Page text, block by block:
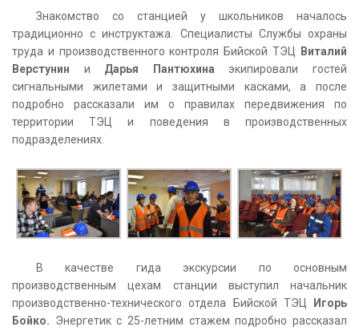
Знакомство со станцией у школьников началось
традиционно с инструктажа. Специалисты Службы охраны
труда и производственного контроля Бийской ТЭЦ
Виталий
Верстунин и Дарья Пантюхина экипировали гостей
сигнальными жилетами и защитными касками, а после
подробно рассказали им о правилах передвижения по
территории ТЭЦ и поведения в производственных
подразделениях.
В качестве гида экскурсии по основным
производственным цехам станции выступил начальник
производственно-технического отдела Бийской ТЭЦ
Игорь
Бойко. Энергетик с 25-летним стажем подробно рассказал